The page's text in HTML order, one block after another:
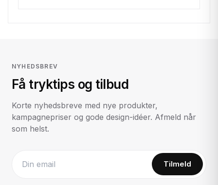
NYHEDSBREV
Få tryktips og tilbud
Korte nyhedsbreve med nye produkter,
kampagnepriser og gode design-idéer. Afmeld når
som helst.
Tilmeld